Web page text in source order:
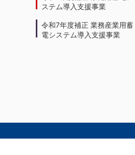
ステム導入支援事業
令和7年度補正 業務産業用蓄
電システム導入支援事業